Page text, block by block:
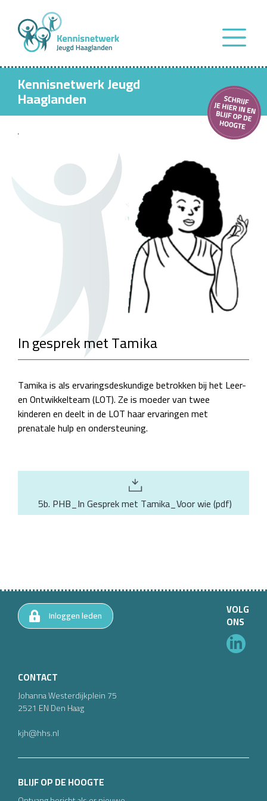
Kennisnetwerk Jeugd
Haaglanden
In gesprek met Tamika
Tamika is als ervaringsdeskundige betrokken bij het Leer-
en Ontwikkelteam (LOT). Ze is moeder van twee
kinderen en deelt in de LOT haar ervaringen met
prenatale hulp en ondersteuning.
5b. PHB_In Gesprek met Tamika_Voor wie(pdf)
CONTACT
Johanna Westerdijkplein75
2521 ENDen Haag
kjh@hhs.nl
Inloggen leden
BLIJF OP DE HOOGTE
VOLG
ONS